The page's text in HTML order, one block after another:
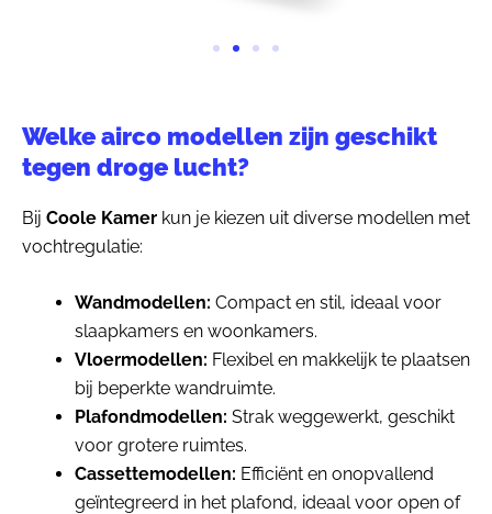
Welke airco modellen zijn geschikt
tegen droge lucht?
Bij Coole Kamer kun je kiezen uit diverse modellen met
vochtregulatie:
Wandmodellen: Compact en stil, ideaal voor
slaapkamers en woonkamers.
Vloermodellen: Flexibel en makkelijk te plaatsen
bij beperkte wandruimte.
Plafondmodellen: Strak weggewerkt, geschikt
voor grotere ruimtes.
Cassettemodellen: Efficiënt en onopvallend
geïntegreerd in het plafond, ideaal voor open of